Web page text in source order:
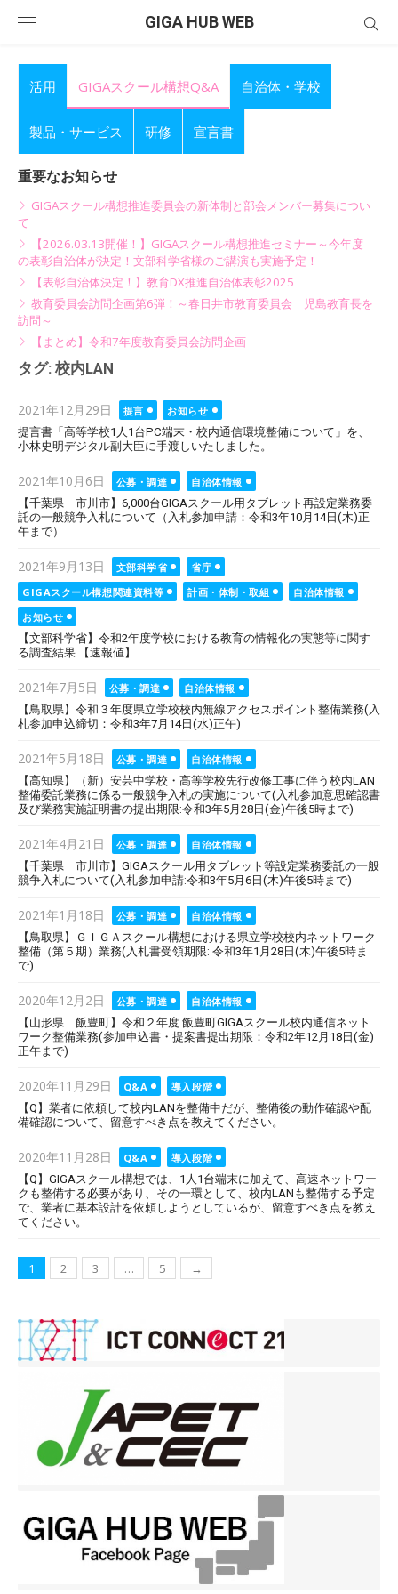
GIGA HUB WEB
活用 GIGAスクール構想Q&A 自治体・学校
製品・サービス 研修 宣言書
重要なお知らせ
GIGAスクール構想推進委員会の新体制と部会メンバー募集につい
て
【2026.03.13開催！】GIGAスクール構想推進セミナー～今年度
の表彰自治体が決定！文部科学省様のご講演も実施予定！
【表彰自治体決定！】教育DX推進自治体表彰2025
教育委員会訪問企画第6弾！～春日井市教育委員会 児島教育長を
訪問～
【まとめ】令和7年度教育委員会訪問企画
タグ: 校内LAN
Posted
on
2021年12月29日 提言
お知らせ
提言書「高等学校1人1台PC端末・校内通信環境整備について」を、
小林史明デジタル副大臣に手渡しいたしました。
Posted
on
2021年10月6日 公募・調達
自治体情報
【千葉県 市川市】6,000台GIGAスクール用タブレット再設定業務委
託の一般競争入札について（入札参加申請：令和3年10月14日(木)正
午まで）
Posted
on
2021年9月13日 文部科学省
省庁
GIGAスクール構想関連資料等
計画・体制・取組
自治体情報
お知らせ
【文部科学省】令和2年度学校における教育の情報化の実態等に関す
る調査結果 【速報値】
Posted
on
2021年7月5日 公募・調達
自治体情報
【鳥取県】令和３年度県立学校校内無線アクセスポイント整備業務(入
札参加申込締切：令和3年7月14日(水)正午)
Posted
on
2021年5月18日 公募・調達
自治体情報
【高知県】（新）安芸中学校・高等学校先行改修工事に伴う校内LAN
整備委託業務に係る一般競争入札の実施について(入札参加意思確認書
及び業務実施証明書の提出期限:令和3年5月28日(金)午後5時まで)
Posted
on
2021年4月21日 公募・調達
自治体情報
【千葉県 市川市】GIGAスクール用タブレット等設定業務委託の一般
競争入札について(入札参加申請:令和3年5月6日(木)午後5時まで)
Posted
on
2021年1月18日 公募・調達
自治体情報
【鳥取県】ＧＩＧＡスクール構想における県立学校校内ネットワーク
整備（第５期）業務(入札書受領期限: 令和3年1月28日(木)午後5時ま
で)
Posted
on
2020年12月2日 公募・調達
自治体情報
【山形県 飯豊町】令和２年度 飯豊町GIGAスクール校内通信ネット
ワーク整備業務(参加申込書・提案書提出期限：令和2年12月18日(金)
正午まで)
Posted
on
2020年11月29日 Q&A
導入段階
【Q】業者に依頼して校内LANを整備中だが、整備後の動作確認や配
備確認について、留意すべき点を教えてください。
Posted
on
2020年11月28日 Q&A
導入段階
【Q】GIGAスクール構想では、1人1台端末に加えて、高速ネットワー
クも整備する必要があり、その一環として、校内LANも整備する予定
で、業者に基本設計を依頼しようとしているが、留意すべき点を教え
てください。
投
ナ
ビ
ゲ
ョ
1 2 3 … 5 →